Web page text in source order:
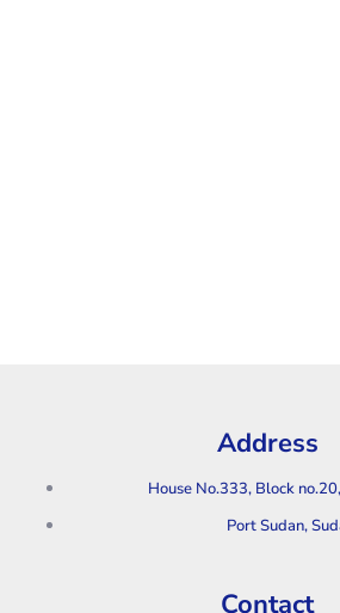
Address
House No.333, Block
Port Sudan,
Contact